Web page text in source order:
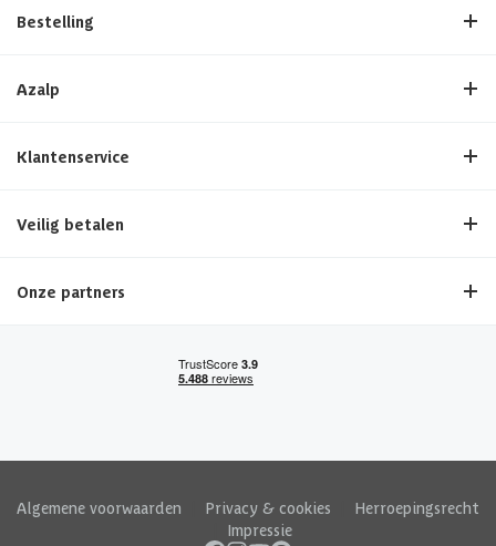
Bestelling
Azalp
Klantenservice
Veilig betalen
Onze partners
Algemene voorwaarden Privacy & cookies
Herroepingsrecht
Impressie